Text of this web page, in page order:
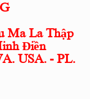
Ma La Thập
Điền
USA. - PL.